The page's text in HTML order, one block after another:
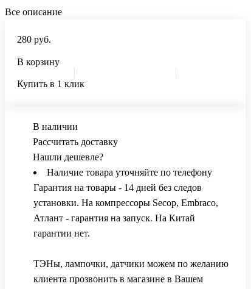
Все описание
280 руб.
В корзину
Купить в 1 клик
В наличии
Рассчитать доставку
Нашли дешевле?
Наличие товара уточняйте по телефону
Гарантия на товары - 14 дней без следов
установки. На компрессоры Secop, Embraco,
Атлант - гарантия на запуск. На Китай
гарантии нет.
ТЭНы, лампочки, датчики можем по желанию
клиента прозвонить в магазине в Вашем